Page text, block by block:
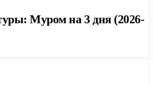
Муром на 3 дня (2026-